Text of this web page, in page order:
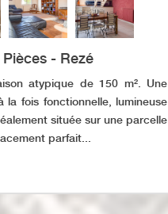
- Rezé
atypique de 150 m². Une
la fois fonctionnelle, lumineuse
située sur une parcelle
parfait...